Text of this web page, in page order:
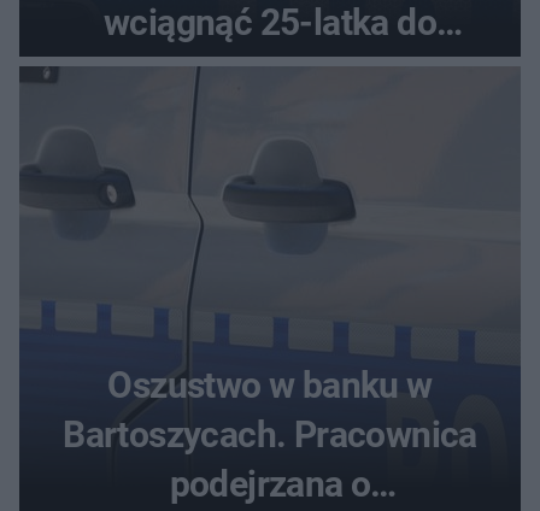
wciągnąć 25-latka do
samochodu
Oszustwo w banku w
Bartoszycach. Pracownica
podejrzana o